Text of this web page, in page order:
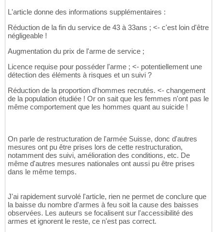
L'article donne des informations supplémentaires :
Réduction de la fin du service de 43 à 33ans ; <- c'est loin d'être
négligeable !
Augmentation du prix de l'arme de service ;
Licence requise pour posséder l'arme ; <- potentiellement une
détection des éléments à risques et un suivi ?
Réduction de la proportion d'hommes recrutés. <- changement
de la population étudiée ! Or on sait que les femmes n'ont pas le
même comportement que les hommes quant au suicide !
On parle de restructuration de l'armée Suisse, donc d'autres
mesures ont pu être prises lors de cette restructuration,
notamment des suivi, amélioration des conditions, etc. De
même d'autres mesures nationales ont aussi pu être prises
dans le même temps.
J'ai rapidement survolé l'article, rien ne permet de conclure que
la baisse du nombre d'armes à feu soit la cause des baisses
observées. Les auteurs se focalisent sur l'accessibilité des
armes et ignorent le reste, ce n'est pas correct.